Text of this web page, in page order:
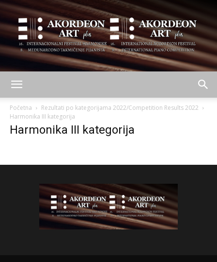
ART
Početna
Rezultati po kategorijama 2022/Competition Results 2022
Harmonika III kategorija
Harmonika III kategorija